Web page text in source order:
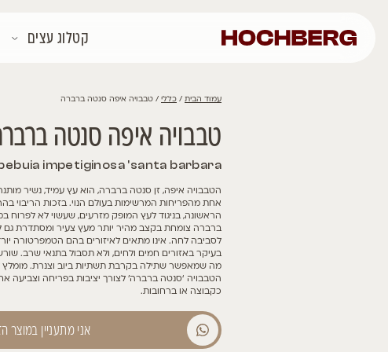
קטלוג עצים רכישה אונליין פרויקטים
איפה סנטה ברברה
Tabebuia impetiginosa 'santa
זן סנטה ברברה, הוא עץ עמיד, נשיר מותנה בעל פריחה אביבית בוורוד בוהק,
המרשימות בעולם הנוי. בזכות הריבוי בהרכבה, עץ זה פורח כבר בשנה
לעץ המופק מזרעים, שעשוי לא לפרוח במשך כמה שנים. הטבבויה סנטה
בקצב מהיר יותר מעץ צעיר ומסתדרת גם ללא השקיה סדירה, אך נדרשת
חמים ולחים, ולא תסבול בתנאי שרב. שורשיה מעמיקים אך אינם מתפרשים,
שתילה בקרבת תשתיות ביוב וצנרת. מומלץ להשתמש בעצים מורכבים כמו
ברברה’ לצורך יציבות בפריחה וצביעה אחידה, במיוחד כשמדובר בשתילה